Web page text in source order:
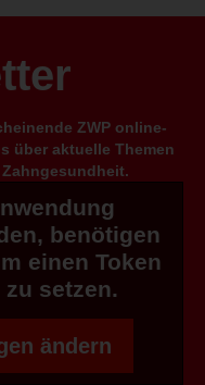
ZWP online-
über aktuelle Themen
benötigen
einen Token
setzen.
ändern